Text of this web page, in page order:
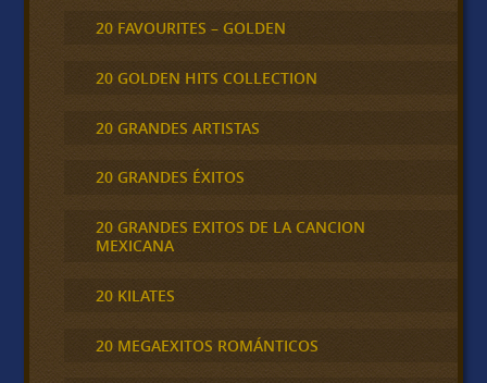
20 FAVOURITES – GOLDEN
20 GOLDEN HITS COLLECTION
20 GRANDES ARTISTAS
20 GRANDES ÉXITOS
20 GRANDES EXITOS DE LA CANCION
MEXICANA
20 KILATES
20 MEGAEXITOS ROMÁNTICOS